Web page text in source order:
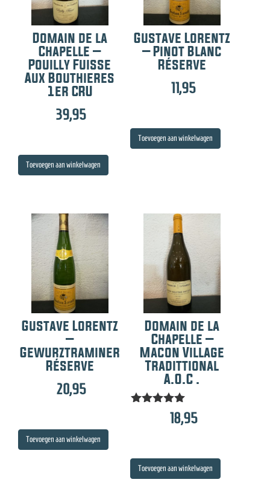
Domain de la
Chapelle –
Pouilly Fuisse
Aux Bouthieres
1er CRU
39,95
Toevoegen aan winkelwagen
Gustave Lorentz
– Pinot Blanc
Réserve
11,95
Toevoegen aan winkelwagen
Gustave Lorentz
–
Gewurztraminer
Réserve
20,95
Toevoegen aan winkelwagen
Domain de la
Chapelle –
Macon Village
Tradittional
A.O.C .
Gewaardeer18,95
Toevoegen aan winkelwagen